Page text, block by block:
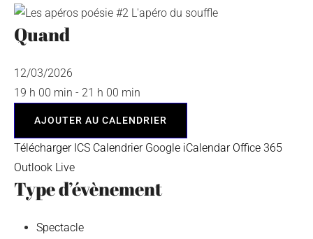
Quand
12/03/2026
19 h 00 min - 21 h 00 min
AJOUTER AU CALENDRIER
Télécharger ICS Calendrier Google iCalendar Office 365
Outlook Live
Type d’évènement
Spectacle